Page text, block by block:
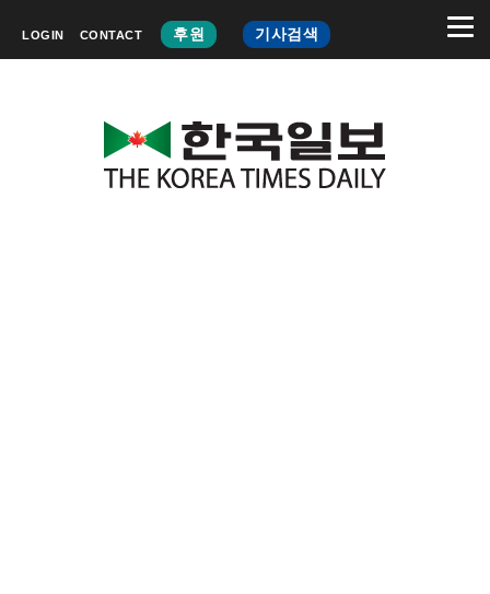
LOGIN CONTACT 후원 기사검색